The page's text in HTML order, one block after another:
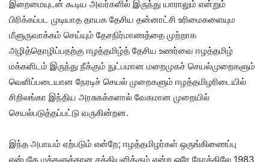
இறைமையுடன் கூடிய அவர்களில் இருந்து யாராலும் என்றும்
பிரிக்கப்பட முடியாத தாயக தேசிய தன்னாட்சி உரிமைகளையும
மீளுருவாக்கம் செய்யும் தேசநிர்மாணத்தை முற்றாக
அழித்தொழிப்பதற்கு ஈழத்தமிழ்த் தேசிய உணர்வை ஈழத்தமிழ்
மக்களிடம் இருந்து நீக்கும் நுட்பமான மறைமுகச் செயல்முறைகளும்
வெளிப்படையான நேரடிச் செயல் முறைகளும் ஈழத்தமிழரிடையில்
சிறிலங்கா இந்திய அரசுகக்களால் வேகமான முறையில்
செயல்படுத்தப்பட்டு வருகின்றன.
இந்த அபாயம் ஏற்படும் என்றே; ஈழத்தமிழர்கள் ஒருங்கிணைப்பு
என்பதே மக்களுக்கான சத்தியளிக்கும் என்ற ஒரே நோக்கிலே 1983